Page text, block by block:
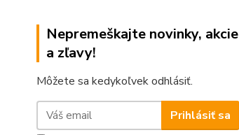
Nepremeškajte novinky, akcie
a zľavy!
Môžete sa kedykoľvek odhlásiť.
Prihlásiť sa